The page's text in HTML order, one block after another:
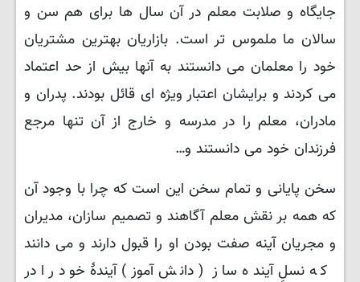
جایگاه و صلابت معلم در آن سال ها برای هم سن و
سالان ما ملموس تر است. بازاریان بهترین مشتریان
خود را معلمان می دانستند به آنها بیش از حد اعتماد
می کردند و برایشان اعتبار ویژه ای قائل بودند. پدران و
مادران، معلم را در مدرسه و خارج از آن تنها مرجع
فرزندان خود می دانستند و…
سخن پایانی و تمام سخن این است که چرا با وجود آن
که همه بر نقش معلم آگاهند و تصمیم سازان، مدیران
و مجریان آینه صفت بودن او را قبول دارند و می دانند
که نسلِ آینده ساز ( دانش آموز) آیندهٔ خود را در